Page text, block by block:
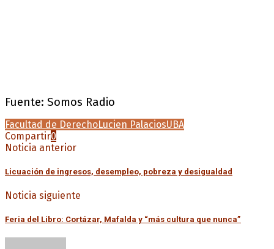
Fuente: Somos Radio
Facultad de DerechoLucien PalaciosUBA
Compartir0
Noticia anterior
Licuación de ingresos, desempleo, pobreza y desigualdad
Noticia siguiente
Feria del Libro: Cortázar, Mafalda y “más cultura que nunca”